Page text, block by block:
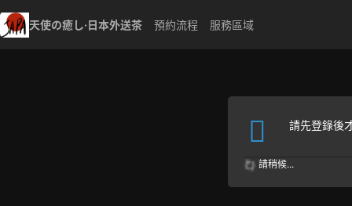
天使の癒し·日本外送茶 預約流程 服務區域
請先登錄後
請稍候...